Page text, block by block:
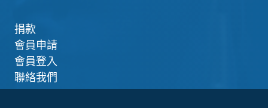
捐款
會員申請
會員登入
聯絡我們